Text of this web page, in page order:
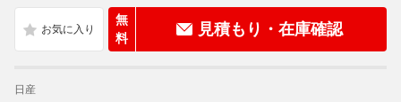
無
料
見積もり・在庫確認
日産